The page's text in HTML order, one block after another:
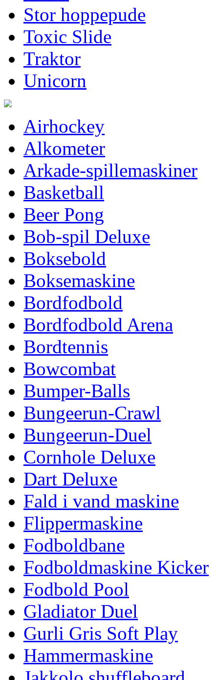
Stor hoppepude
Toxic Slide
Traktor
Unicorn
Airhockey
Alkometer
Arkade-spillemaskiner
Basketball
Beer Pong
Bob-spil Deluxe
Boksebold
Boksemaskine
Bordfodbold
Bordfodbold Arena
Bordtennis
Bowcombat
Bumper-Balls
Bungeerun-Crawl
Bungeerun-Duel
Cornhole Deluxe
Dart Deluxe
Fald i vand maskine
Flippermaskine
Fodboldbane
Fodboldmaskine Kicker
Fodbold Pool
Gladiator Duel
Gurli Gris Soft Play
Hammermaskine